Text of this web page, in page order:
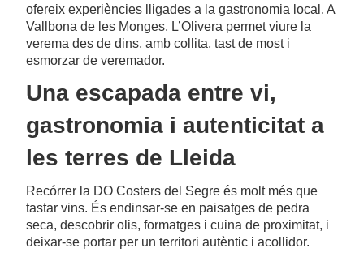
ofereix experiències lligades a la gastronomia local. A
Vallbona de les Monges, L’Olivera permet viure la
verema des de dins, amb collita, tast de most i
esmorzar de veremador.
Una escapada entre vi,
gastronomia i autenticitat a
les terres de Lleida
Recórrer la DO Costers del Segre és molt més que
tastar vins. És endinsar-se en paisatges de pedra
seca, descobrir olis, formatges i cuina de proximitat, i
deixar-se portar per un territori autèntic i acollidor.